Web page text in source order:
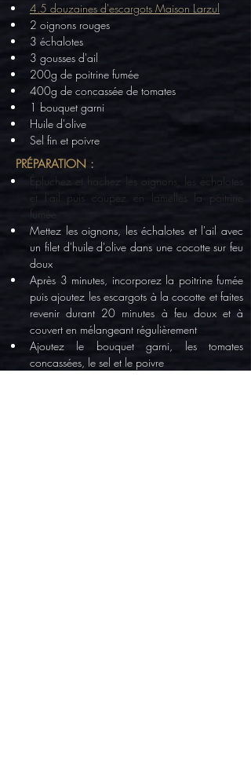
4.5 douzaines d'escargots Maison Larzul
2 oignons rouges
3 échalotes
3 gousses d'ail
200g de poitrine fumée
400g de concassée de tomates
1 bouquet garni
Huile d'olive
Sel fin et poivre
PRÉPARATION :
Épluchez et hachez les oignons, les échalotes
et l'ail puis coupez en lamelles la poitrine
fumée
Mettez les oignons, les échalotes et l'ail avec
un filet d'huile d'olive dans une cocotte sur feu
doux
Après 3 minutes, incorporez la poitrine fumée
puis ajoutez les escargots à la cocotte et faites
revenir durant 20 minutes à feu doux et à
couvert en mélangeant régulièrement
Ajoutez le bouquet garni, les tomates
concassées, le sel et le poivre